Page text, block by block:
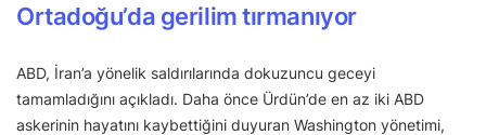
Ortadoğu’da gerilim tırmanıyor
ABD, İran’a yönelik saldırılarında dokuzuncu geceyi
tamamladığını açıkladı. Daha önce Ürdün’de en az iki ABD
askerinin hayatını kaybettiğini duyuran Washington yönetimi,